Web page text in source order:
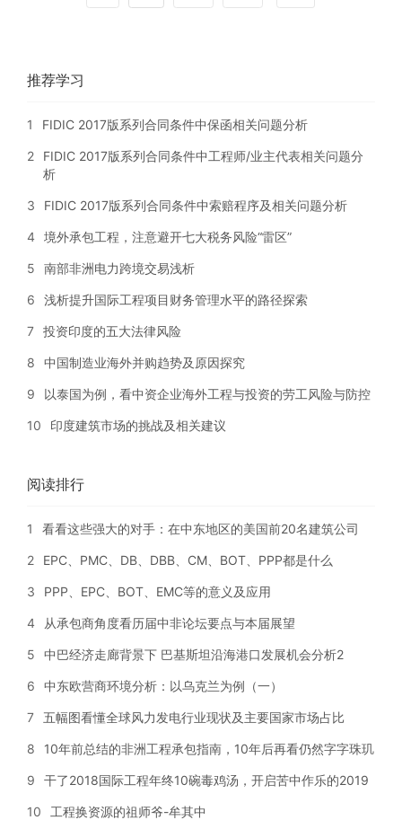
推荐学习
1 FIDIC 2017版系列合同条件中保函相关问题分析
2
FIDIC 2017版系列合同条件中工程师/业主代表相关问题分
析
3 FIDIC 2017版系列合同条件中索赔程序及相关问题分析
4 境外承包工程，注意避开七大税务风险“雷区”
5 南部非洲电力跨境交易浅析
6 浅析提升国际工程项目财务管理水平的路径探索
7 投资印度的五大法律风险
8 中国制造业海外并购趋势及原因探究
9 以泰国为例，看中资企业海外工程与投资的劳工风险与防控
10 印度建筑市场的挑战及相关建议
阅读排行
1 看看这些强大的对手：在中东地区的美国前20名建筑公司
2 EPC、PMC、DB、DBB、CM、BOT、PPP都是什么
3 PPP、EPC、BOT、EMC等的意义及应用
4 从承包商角度看历届中非论坛要点与本届展望
5 中巴经济走廊背景下 巴基斯坦沿海港口发展机会分析2
6 中东欧营商环境分析：以乌克兰为例（一）
7 五幅图看懂全球风力发电行业现状及主要国家市场占比
8 10年前总结的非洲工程承包指南，10年后再看仍然字字珠玑
9 干了2018国际工程年终10碗毒鸡汤，开启苦中作乐的2019
10 工程换资源的祖师爷-牟其中